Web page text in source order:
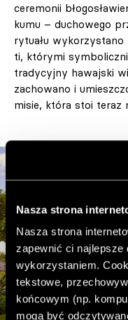
Nasza strona
Nasza strona
zapewnić ci najlepsze
wykorzystaniem.
tekstowe,
końcowym (np.
mogą być
ceremonii
kumu – duchowego
rytuału wykorzystano
ti, którymi
tradycyjny hawajski
zachowano i
misie, która stoi teraz